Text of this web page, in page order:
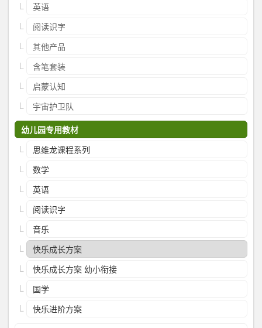
英语
阅读识字
其他产品
含笔套装
启蒙认知
宇宙护卫队
幼儿园专用教材
思维龙课程系列
数学
英语
阅读识字
音乐
快乐成长方案
快乐成长方案 幼小衔接
国学
快乐进阶方案